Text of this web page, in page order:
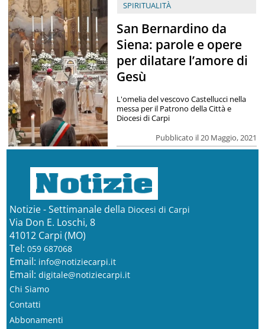
SPIRITUALITÀ
San Bernardino da
Siena: parole e opere
per dilatare l’amore di
Gesù
Pubblicato il 20 Maggio, 2021
L'omelia del vescovo Castellucci nella
messa per il Patrono della Città e
Diocesi di Carpi
Notizie - Settimanale della Diocesi di Carpi
Via Don E. Loschi, 8
41012 Carpi (MO)
Tel: 059 687068
Email: info@notiziecarpi.it
Email: digitale@notiziecarpi.it
Chi Siamo
Contatti
Abbonamenti